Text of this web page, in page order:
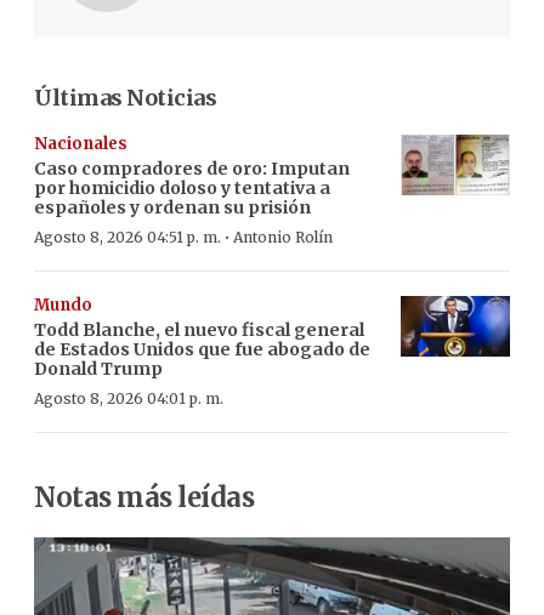
Últimas Noticias
Nacionales
Caso compradores de oro: Imputan
por homicidio doloso y tentativa a
españoles y ordenan su prisión
Agosto 8, 2026 04:51 p. m. · Antonio Rolín
Mundo
Todd Blanche, el nuevo fiscal general
de Estados Unidos que fue abogado de
Donald Trump
Agosto 8, 2026 04:01 p. m.
Notas más leídas